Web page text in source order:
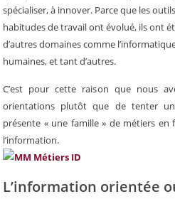
spécialiser, à innover. Parce que les
habitudes de travail ont évolué, ils ont
d’autres domaines comme
humaines, et tant d’autres.
C’est pour cette raison que nous
orientations plutôt que de tenter
présente « une famille » de métiers
l’information.
L’information orientée